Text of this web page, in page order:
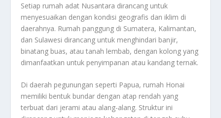
Setiap rumah adat Nusantara dirancang untuk
menyesuaikan dengan kondisi geografis dan iklim di
daerahnya. Rumah panggung di Sumatera, Kalimantan,
dan Sulawesi dirancang untuk menghindari banjir,
binatang buas, atau tanah lembab, dengan kolong yang
dimanfaatkan untuk penyimpanan atau kandang ternak.
Di daerah pegunungan seperti Papua, rumah Honai
memiliki bentuk bundar dengan atap rendah yang
terbuat dari jerami atau alang-alang. Struktur ini